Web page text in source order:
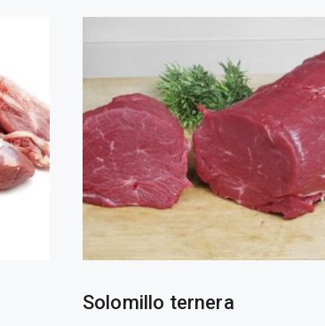
popularidad
Solomillo ternera